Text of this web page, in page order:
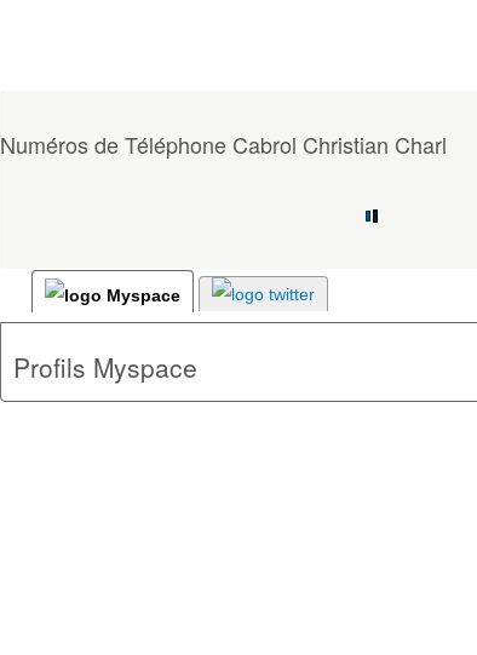
Numéros de Téléphone Cabrol Christian Charl
Profils Myspace